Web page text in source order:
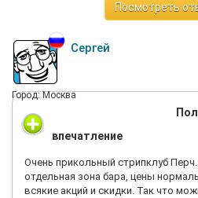
Посмотреть
Сергей
Город: Москва
впечатление
Очень прикольный стрипклуб
отдельная зона бара, цены
всякие акций и скидки. Так что